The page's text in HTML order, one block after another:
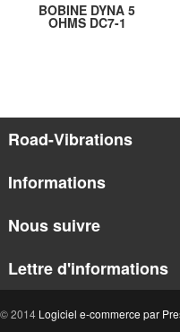
BOBINE DYNA 5
OHMS DC7-1
Road-Vibrations
Informations
© 2014 Logiciel e-commerce par
Nous suivre
Lettre d'informations